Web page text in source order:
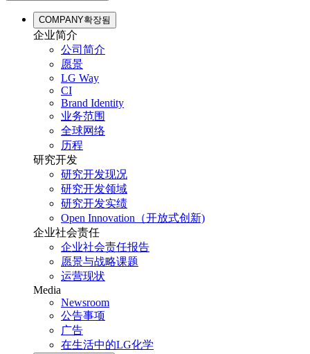
COMPANY확장됨
企业简介
公司简介
愿景
LG Way
CI
Brand Identity
业务范围
全球网络
历程
研究开发
研究开发现况
研究开发领域
研究开发实绩
Open Innovation（开放式创新)
企业社会责任
企业社会责任报告
愿景与战略课题
运营现状
Media
Newsroom
公告事项
广告
在生活中的LG化学